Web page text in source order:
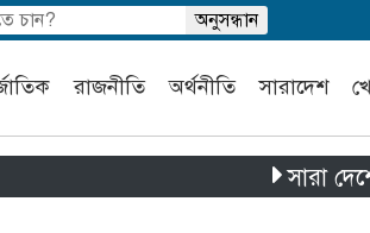
রাজনীতি অর্থনীতি সারাদেশ
সারা দেশে পৃথক